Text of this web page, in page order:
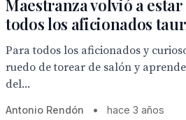
Maestranza volvió a
todos los aficionados
Para todos los aficionados y
ruedo de torear de salón y
del...
Antonio Rendón • hace 3 años